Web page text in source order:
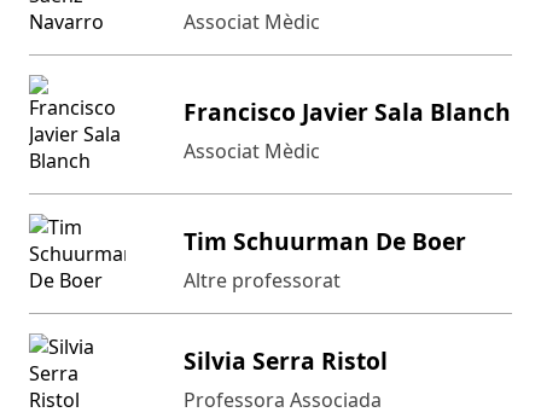
Associat Mèdic
Francisco Javier Sala Blanch
Associat Mèdic
Tim Schuurman De Boer
Altre professorat
Silvia Serra Ristol
Professora Associada